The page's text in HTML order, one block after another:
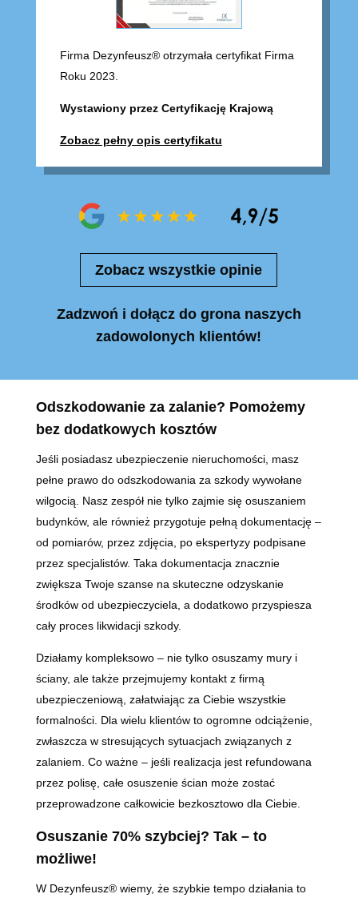
Firma Dezynfeusz® otrzymała certyfikat Firma
Roku 2023.
Wystawiony przez Certyfikację Krajową
Zobacz pełny opis certyfikatu
Zobacz wszystkie opinie
Zadzwoń i dołącz do grona naszych
zadowolonych klientów!
Odszkodowanie za zalanie? Pomożemy
bez dodatkowych kosztów
Jeśli posiadasz ubezpieczenie nieruchomości, masz
pełne prawo do odszkodowania za szkody wywołane
wilgocią. Nasz zespół nie tylko zajmie się osuszaniem
budynków, ale również przygotuje pełną dokumentację –
od pomiarów, przez zdjęcia, po ekspertyzy podpisane
przez specjalistów. Taka dokumentacja znacznie
zwiększa Twoje szanse na skuteczne odzyskanie
środków od ubezpieczyciela, a dodatkowo przyspiesza
cały proces likwidacji szkody.
Działamy kompleksowo – nie tylko osuszamy mury i
ściany, ale także przejmujemy kontakt z firmą
ubezpieczeniową, załatwiając za Ciebie wszystkie
formalności. Dla wielu klientów to ogromne odciążenie,
zwłaszcza w stresujących sytuacjach związanych z
zalaniem. Co ważne – jeśli realizacja jest refundowana
przez polisę, całe osuszenie ścian może zostać
przeprowadzone całkowicie bezkosztowo dla Ciebie.
Osuszanie 70% szybciej? Tak – to
możliwe!
W Dezynfeusz® wiemy, że szybkie tempo działania to